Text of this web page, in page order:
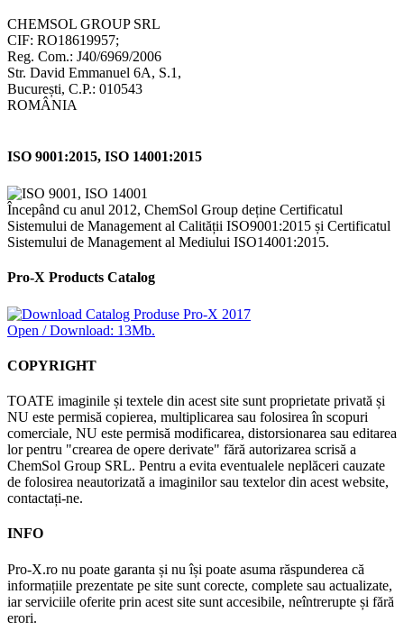
CHEMSOL GROUP SRL
CIF: RO18619957;
Reg. Com.: J40/6969/2006
Str. David Emmanuel 6A, S.1,
București, C.P.: 010543
ROMÂNIA
ISO 9001:2015, ISO 14001:2015
Începând cu anul 2012, ChemSol Group deține Certificatul
Sistemului de Management al Calității ISO9001:2015 și Certificatul
Sistemului de Management al Mediului ISO14001:2015.
Pro-X Products Catalog
Open / Download: 13Mb.
COPYRIGHT
TOATE imaginile și textele din acest site sunt proprietate privată și
NU este permisă copierea, multiplicarea sau folosirea în scopuri
comerciale, NU este permisă modificarea, distorsionarea sau editarea
lor pentru "crearea de opere derivate" fără autorizarea scrisă a
ChemSol Group SRL. Pentru a evita eventualele neplăceri cauzate
de folosirea neautorizată a imaginilor sau textelor din acest website,
contactați-ne.
INFO
Pro-X.ro nu poate garanta și nu își poate asuma răspunderea că
informațiile prezentate pe site sunt corecte, complete sau actualizate,
iar serviciile oferite prin acest site sunt accesibile, neîntrerupte și fără
erori.